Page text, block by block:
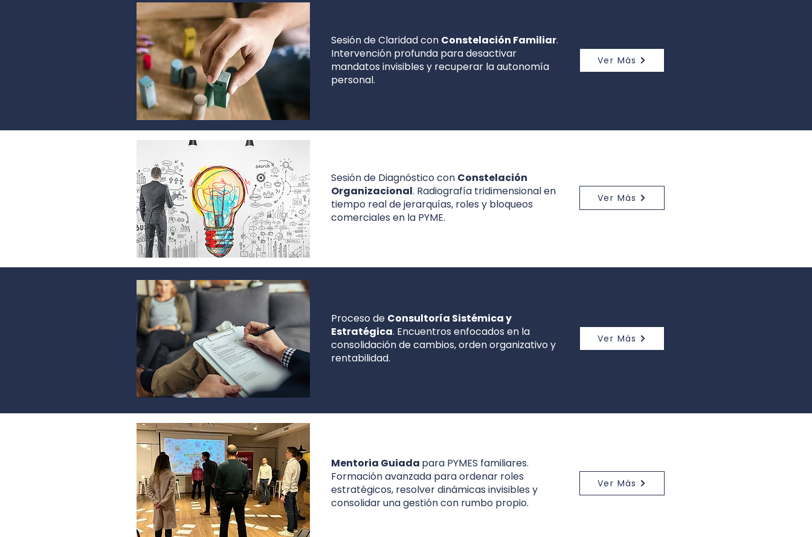
Sesión de Claridad con Constelación Familiar.
Intervención profunda para desactivar
mandatos invisibles y recuperar la autonomía
personal.
Ver Más
Sesión de Diagnóstico con Constelación
Organizacional. Radiografía tridimensional en
tiempo real de jerarquías, roles y bloqueos
comerciales en la PYME.
Ver Más
Proceso de Consultoría Sistémica y
Estratégica. Encuentros enfocados en la
consolidación de cambios, orden organizativo y
rentabilidad.
Ver Más
Mentoria Guiada para PYMES familiares.
Formación avanzada para ordenar roles
estratégicos, resolver dinámicas invisibles y
consolidar una gestión con rumbo propio.
Ver Más